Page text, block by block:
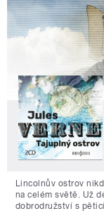
Lincolnův ostrov
na celém světě. Už
dobrodružství s